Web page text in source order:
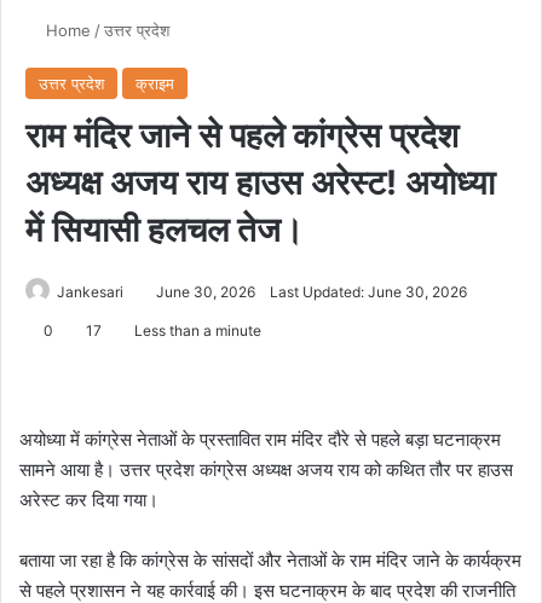
Home /उत्तर प्रदेश
उत्तर प्रदेश क्राइम
राम मंदिर जाने से पहले कांग्रेस प्रदेश
अध्यक्ष अजय राय हाउस अरेस्ट! अयोध्या
में सियासी हलचल तेज।
Jankesari June 30, 2026 Last Updated: June 30, 2026
0 17 Less than a minute
अयोध्या में कांग्रेस नेताओं के प्रस्तावित राम मंदिर दौरे से पहले बड़ा घटनाक्रम
सामने आया है। उत्तर प्रदेश कांग्रेस अध्यक्ष अजय राय को कथित तौर पर हाउस
अरेस्ट कर दिया गया।
बताया जा रहा है कि कांग्रेस के सांसदों और नेताओं के राम मंदिर जाने के कार्यक्रम
से पहले प्रशासन ने यह कार्रवाई की। इस घटनाक्रम के बाद प्रदेश की राजनीति